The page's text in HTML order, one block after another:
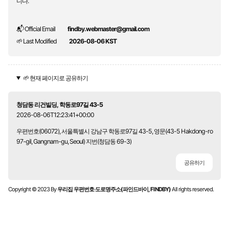
📬 Official Email
findby.webmaster@gmail.com
🌱 Last Modified
2026-08-06 KST
🌱 현재 페이지로 공유하기
청담동 리건빌딩, 학동로97길 43-5
2026-08-06T12:23:41+00:00
우편번호(06072), 서울특별시 강남구 학동로97길 43-5, 영문(43-5 Hakdong-ro
97-gil, Gangnam-gu, Seoul) 지번(청담동 69-3)
공유하기
Copyright © 2023 By우리집 우편번호·도로명주소(파인드바이, FINDBY)All rights reserved.